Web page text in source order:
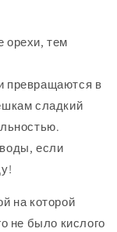
орехи, тем
превращаются в
сладкий
если
на которой
не было кислого